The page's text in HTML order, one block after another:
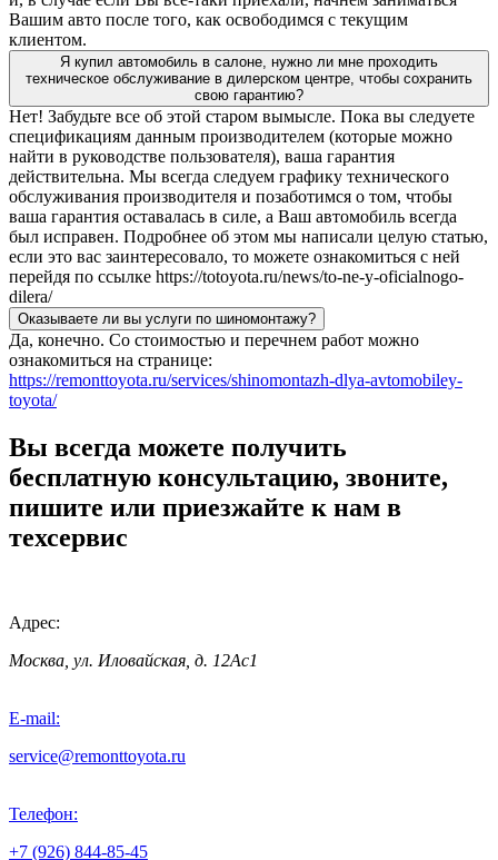
Вашим авто после того, как освободимся с текущим
клиентом.
Я купил автомобиль в салоне, нужно ли мне проходить
техническое обслуживание в дилерском центре, чтобы сохранить
свою гарантию?
Нет! Забудьте все об этой старом вымысле. Пока вы следуете
спецификациям данным производителем (которые можно
найти в руководстве пользователя), ваша гарантия
действительна. Мы всегда следуем графику технического
обслуживания производителя и позаботимся о том, чтобы
ваша гарантия оставалась в силе, а Ваш автомобиль всегда
был исправен. Подробнее об этом мы написали целую статью,
если это вас заинтересовало, то можете ознакомиться с ней
перейдя по ссылке https://totoyota.ru/news/to-ne-y-oficialnogo-
dilera/
Оказываете ли вы услуги по шиномонтажу?
Да, конечно. Со стоимостью и перечнем работ можно
ознакомиться на странице:
https://remonttoyota.ru/services/shinomontazh-dlya-avtomobiley-
toyota/
Вы всегда можете получить
бесплатную консультацию, звоните,
пишите или приезжайте к нам в
техсервис
Адрес:
Москва, ул. Иловайская, д. 12Ас1
E-mail:
service@remonttoyota.ru
Телефон:
+7 (926) 844-85-45